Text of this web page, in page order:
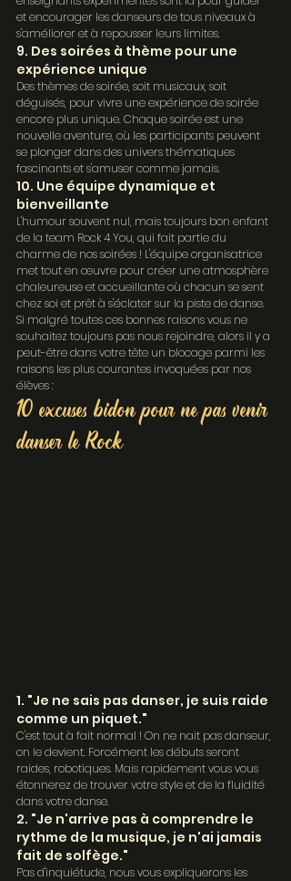
et encourager les danseurs de tous niveaux à
s'améliorer et à repousser leurs limites.
9. Des soirées à thème pour une
expérience unique
Des thèmes de soirée, soit musicaux, soit
déguisés, pour vivre une expérience de soirée
encore plus unique. Chaque soirée est une
nouvelle aventure, où les participants peuvent
se plonger dans des univers thématiques
fascinants et s'amuser comme jamais.
10. Une équipe dynamique et
bienveillante
L'humour souvent nul, mais toujours bon enfant
de la team Rock 4 You, qui fait partie du
charme de nos soirées ! L'équipe organisatrice
met tout en œuvre pour créer une atmosphère
chaleureuse et accueillante où chacun se sent
chez soi et prêt à s'éclater sur la piste de danse.
Si malgré toutes ces bonnes raisons vous ne
souhaitez toujours pas nous rejoindre, alors il y a
peut-être dans votre tête un blocage parmi les
raisons les plus courantes invoquées par nos
élèves :
10 excuses bidon pour ne pas venir
danser le Rock
1. "Je ne sais pas danser, je suis raide
comme un piquet."
C'est tout à fait normal ! On ne nait pas danseur,
on le devient. Forcément les débuts seront
raides, robotiques. Mais rapidement vous vous
étonnerez de trouver votre style et de la fluidité
dans votre danse.
2. "Je n'arrive pas à comprendre le
rythme de la musique, je n'ai jamais
fait de solfège."
Pas d'inquiétude, nous vous expliquerons les